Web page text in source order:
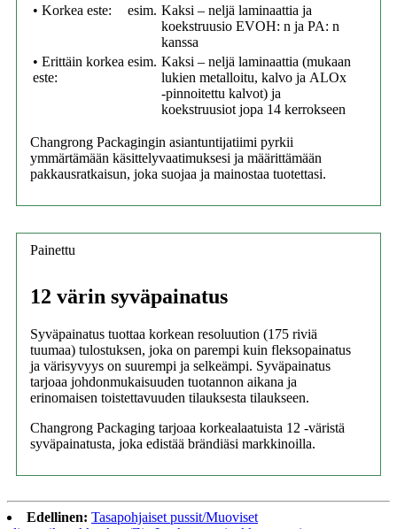
• Korkea este:
esim. Kaksi – neljä laminaattia ja
koekstruusio EVOH: n ja PA: n
kanssa
• Erittäin korkea
este:
esim. Kaksi – neljä laminaattia (mukaan
lukien metalloitu, kalvo ja ALOx
-pinnoitettu kalvot) ja
koekstruusiot jopa 14 kerrokseen
Changrong Packagingin asiantuntijatiimi pyrkii
ymmärtämään käsittelyvaatimuksesi ja määrittämään
pakkausratkaisun, joka suojaa ja mainostaa tuotettasi.
Painettu
12 värin syväpainatus
Syväpainatus tuottaa korkean resoluution (175 riviä
tuumaa) tulostuksen, joka on parempi kuin fleksopainatus
ja värisyvyys on suurempi ja selkeämpi. Syväpainatus
tarjoaa johdonmukaisuuden tuotannon aikana ja
erinomaisen toistettavuuden tilauksesta tilaukseen.
Changrong Packaging tarjoaa korkealaatuista 12 -väristä
syväpainatusta, joka edistää brändiäsi markkinoilla.
Edellinen: Tasapohjaiset pussit/Muoviset